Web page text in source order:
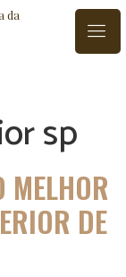
da
sp
MELHOR
DE